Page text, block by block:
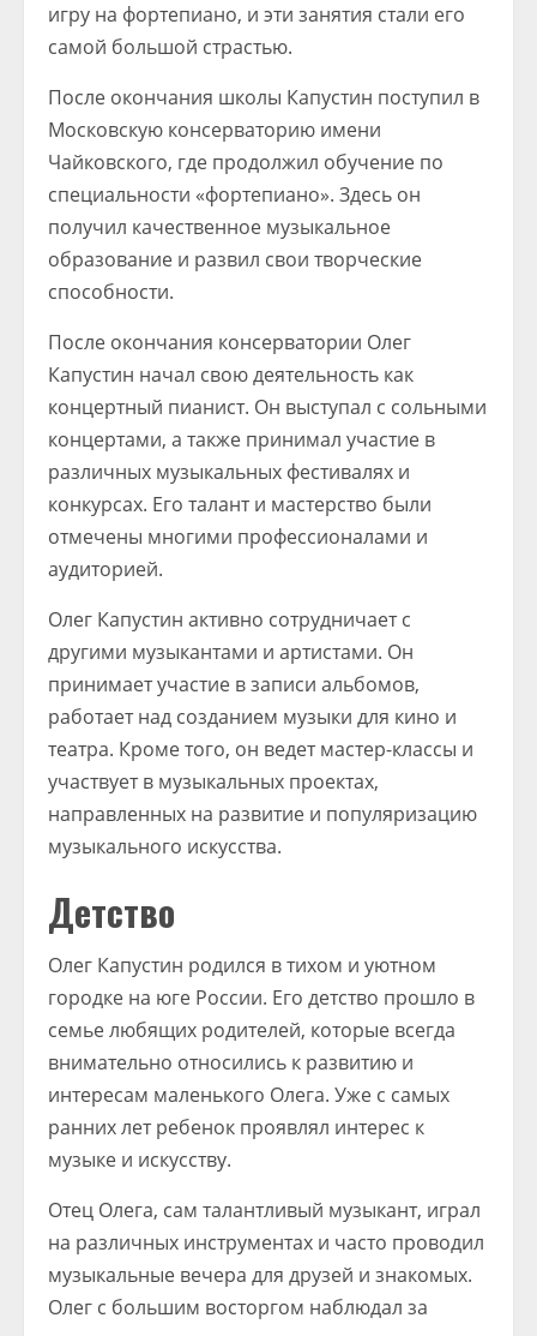
игру на фортепиано, и эти занятия стали его
самой большой страстью.
После окончания школы Капустин поступил в
Московскую консерваторию имени
Чайковского, где продолжил обучение по
специальности «фортепиано». Здесь он
получил качественное музыкальное
образование и развил свои творческие
способности.
После окончания консерватории Олег
Капустин начал свою деятельность как
концертный пианист. Он выступал с сольными
концертами, а также принимал участие в
различных музыкальных фестивалях и
конкурсах. Его талант и мастерство были
отмечены многими профессионалами и
аудиторией.
Олег Капустин активно сотрудничает с
другими музыкантами и артистами. Он
принимает участие в записи альбомов,
работает над созданием музыки для кино и
театра. Кроме того, он ведет мастер-классы и
участвует в музыкальных проектах,
направленных на развитие и популяризацию
музыкального искусства.
Детство
Олег Капустин родился в тихом и уютном
городке на юге России. Его детство прошло в
семье любящих родителей, которые всегда
внимательно относились к развитию и
интересам маленького Олега. Уже с самых
ранних лет ребенок проявлял интерес к
музыке и искусству.
Отец Олега, сам талантливый музыкант, играл
на различных инструментах и часто проводил
музыкальные вечера для друзей и знакомых.
Олег с большим восторгом наблюдал за